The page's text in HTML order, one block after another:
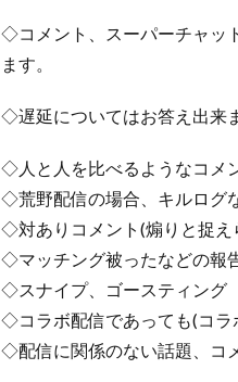
◇コメント、スーパーチャッ
ます。
◇遅延についてはお答え出来
◇人と人を比べるようなコメ
◇荒野配信の場合、キルログ
◇対ありコメント(煽りと捉え
◇マッチング被ったなどの報
◇スナイプ、ゴースティング
◇コラボ配信であっても(コ
◇配信に関係のない話題、コ